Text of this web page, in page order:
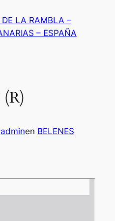
LA RAMBLA –
– ESPAÑA
(R)
adminen BELENES